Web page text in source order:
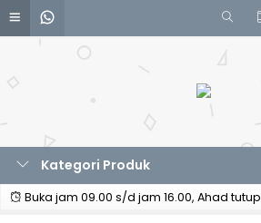
Kategori Produk
Buka jam 09.00 s/d jam 16.00, Ahad tutup